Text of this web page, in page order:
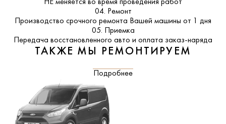
НЕ меняется во время проведения работ
04. Ремонт
Производство срочного ремонта Вашей машины от 1 дня
05. Приемка
Передача восстановленного авто и оплата заказ-наряда
ТАКЖЕ МЫ РЕМОНТИРУЕМ
Подробнее